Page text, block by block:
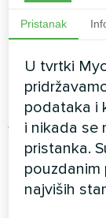
da vaš
Wi-Fi i
upravljanje
optimizaciju
upozorenja i
Pristanak
U tvrtki
podataka i
i nikada se
pristanka.
pouzdanim
najviših